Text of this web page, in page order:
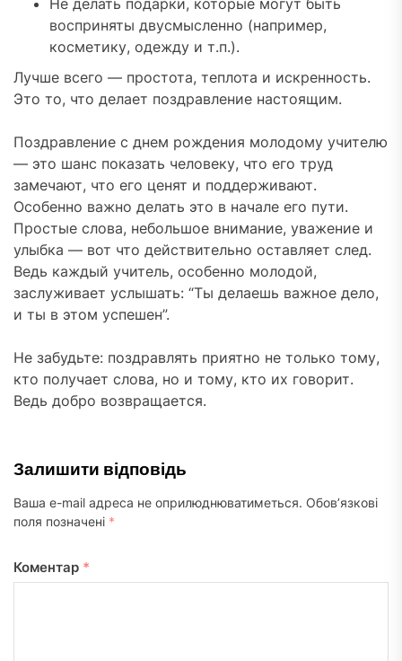
Не делать подарки, которые могут быть
восприняты двусмысленно (например,
косметику, одежду и т.п.).
Лучше всего — простота, теплота и искренность.
Это то, что делает поздравление настоящим.
Поздравление с днем рождения молодому учителю
— это шанс показать человеку, что его труд
замечают, что его ценят и поддерживают.
Особенно важно делать это в начале его пути.
Простые слова, небольшое внимание, уважение и
улыбка — вот что действительно оставляет след.
Ведь каждый учитель, особенно молодой,
заслуживает услышать: “Ты делаешь важное дело,
и ты в этом успешен”.
Не забудьте: поздравлять приятно не только тому,
кто получает слова, но и тому, кто их говорит.
Ведь добро возвращается.
Залишити відповідь
Ваша e-mail адреса не оприлюднюватиметься. Обов’язкові
поля позначені *
Коментар *